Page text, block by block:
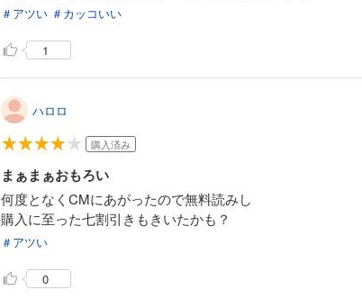
＃アツい ＃カッコいい
1
ハロロ
購入済み
まぁまぁおもろい
何度となくCMにあがったので無料読みし
購入に至った七割引きもきいたかも？
＃アツい
0